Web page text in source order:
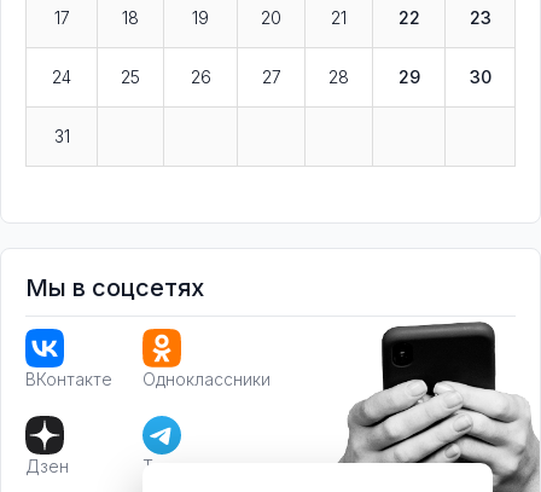
17 18 19 20 21 22 23
24 25 26 27 28 29 30
31
Мы в соцсетях
ВКонтакте Одноклассники
Дзен Телеграм